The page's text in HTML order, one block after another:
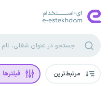
مرتبط‌ترین فیلترها